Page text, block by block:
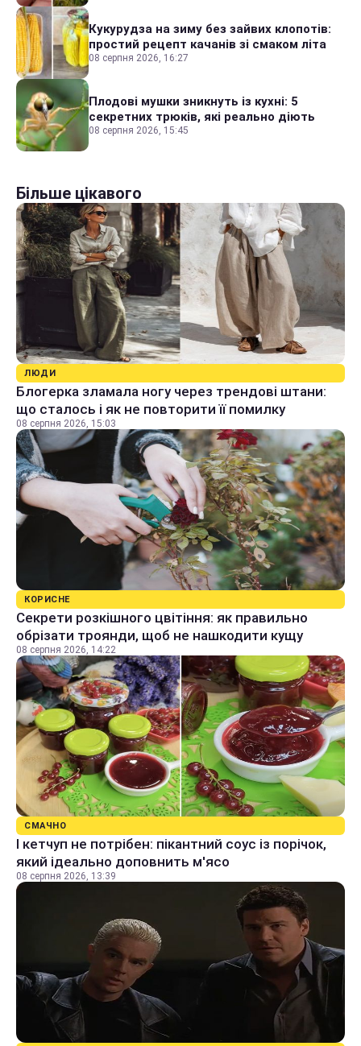
Кукурудза на зиму без зайвих клопотів:
простий рецепт качанів зі смаком літа
08 серпня 2026, 16:27
Плодові мушки зникнуть із кухні: 5
секретних трюків, які реально діють
08 серпня 2026, 15:45
Більше цікавого
ЛЮДИ
Блогерка зламала ногу через трендові штани:
що сталось і як не повторити її помилку
08 серпня 2026, 15:03
КОРИСНЕ
Секрети розкішного цвітіння: як правильно
обрізати троянди, щоб не нашкодити кущу
08 серпня 2026, 14:22
СМАЧНО
І кетчуп не потрібен: пікантний соус із порічок,
який ідеально доповнить м'ясо
08 серпня 2026, 13:39